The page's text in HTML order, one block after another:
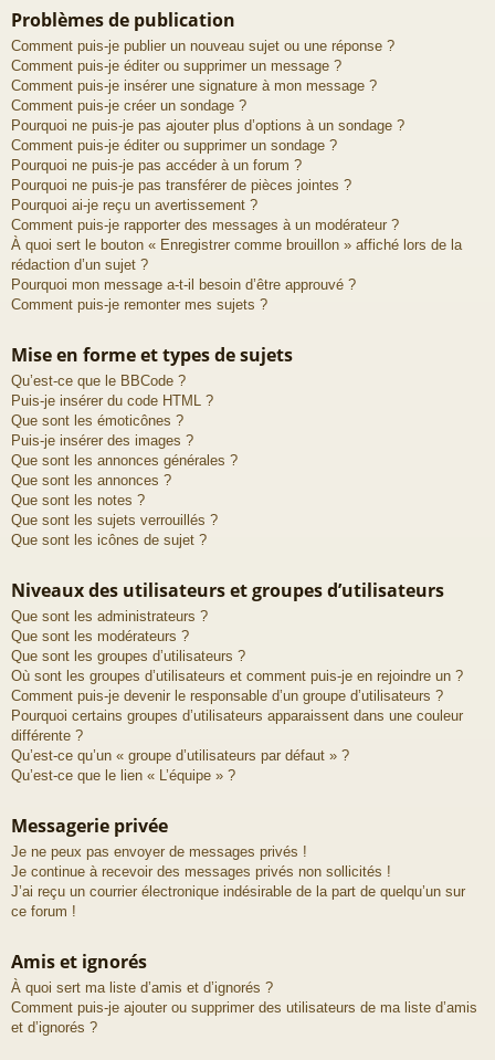
Problèmes de publication
Comment puis-je publier un nouveau sujet ou une réponse ?
Comment puis-je éditer ou supprimer un message ?
Comment puis-je insérer une signature à mon message ?
Comment puis-je créer un sondage ?
Pourquoi ne puis-je pas ajouter plus d’options à un sondage ?
Comment puis-je éditer ou supprimer un sondage ?
Pourquoi ne puis-je pas accéder à un forum ?
Pourquoi ne puis-je pas transférer de pièces jointes ?
Pourquoi ai-je reçu un avertissement ?
Comment puis-je rapporter des messages à un modérateur ?
À quoi sert le bouton « Enregistrer comme brouillon » affiché lors de la
rédaction d’un sujet ?
Pourquoi mon message a-t-il besoin d’être approuvé ?
Comment puis-je remonter mes sujets ?
Mise en forme et types de sujets
Qu’est-ce que le BBCode ?
Puis-je insérer du code HTML ?
Que sont les émoticônes ?
Puis-je insérer des images ?
Que sont les annonces générales ?
Que sont les annonces ?
Que sont les notes ?
Que sont les sujets verrouillés ?
Que sont les icônes de sujet ?
Niveaux des utilisateurs et groupes d’utilisateurs
Que sont les administrateurs ?
Que sont les modérateurs ?
Que sont les groupes d’utilisateurs ?
Où sont les groupes d’utilisateurs et comment puis-je en rejoindre un ?
Comment puis-je devenir le responsable d’un groupe d’utilisateurs ?
Pourquoi certains groupes d’utilisateurs apparaissent dans une couleur
différente ?
Qu’est-ce qu’un « groupe d’utilisateurs par défaut » ?
Qu’est-ce que le lien « L’équipe » ?
Messagerie privée
Je ne peux pas envoyer de messages privés !
Je continue à recevoir des messages privés non sollicités !
J’ai reçu un courrier électronique indésirable de la part de quelqu’un sur
ce forum !
Amis et ignorés
À quoi sert ma liste d’amis et d’ignorés ?
Comment puis-je ajouter ou supprimer des utilisateurs de ma liste d’amis
et d’ignorés ?